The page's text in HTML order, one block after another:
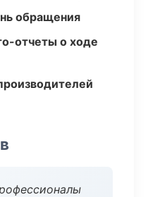
обращения
отчеты о ходе